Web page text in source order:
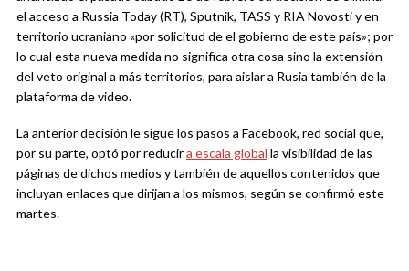
el acceso a Russia Today (RT), Sputnik, TASS y RIA Novosti y en
territorio ucraniano «por solicitud de el gobierno de este país»; por
lo cual esta nueva medida no significa otra cosa sino la extensión
del veto original a más territorios, para aislar a Rusia también de la
plataforma de video.
La anterior decisión le sigue los pasos a Facebook, red social que,
por su parte, optó por reducira escala global la visibilidad de las
páginas de dichos medios y también de aquellos contenidos que
incluyan enlaces que dirijan a los mismos, según se confirmó este
martes.